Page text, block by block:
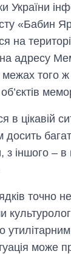
України
«Бабин
на
адресу
того ж
в цікавій
досить
з іншого –
точно
може